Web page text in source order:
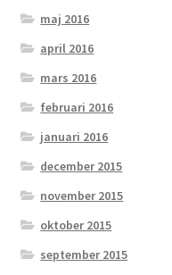
maj 2016
april 2016
mars 2016
februari 2016
januari 2016
december 2015
november 2015
oktober 2015
september 2015